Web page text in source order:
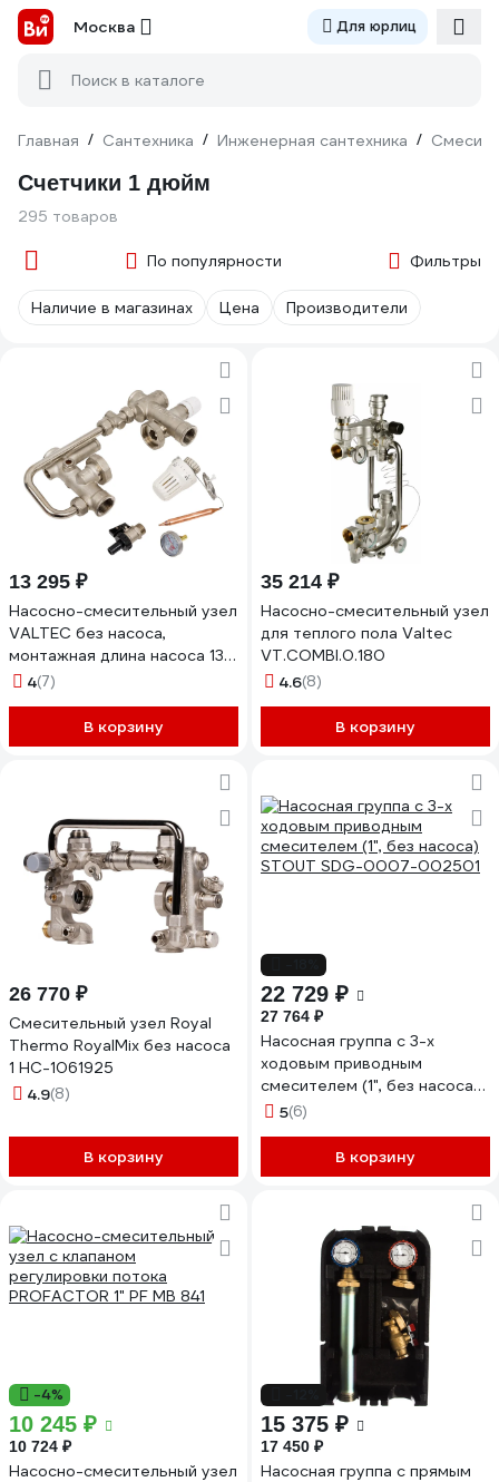
Москва Для юрлиц
Поиск в каталоге
Главная / Сантехника / Инженерная сантехника /
Счетчики 1 дюйм
295 товаров
По популярности Фильтры
Наличие в магазинах Цена Производители
13 295 ₽
Насосно-смесительный узел
VALTEC без насоса,
монтажная длина насоса 130
мм VT.VALMIX.0.130
4(7)
В корзину
35 214 ₽
Насосно-смесительный узел
для теплого пола Valtec
VT.COMBI.0.180
4.6(8)
В корзину
26 770 ₽
Смесительный узел Royal
Thermo RoyalMix без насоса
1 НС-1061925
4.9(8)
В корзину
22 729 ₽
27 764 ₽
Насосная группа с 3-х
ходовым приводным
смесителем (1", без насоса)
STOUT SDG-0007-002501
5(6)
В корзину
-4%
10 245 ₽
10 724 ₽
Насосно-смесительный узел
15 375 ₽
17 450 ₽
Насосная группа с прямым